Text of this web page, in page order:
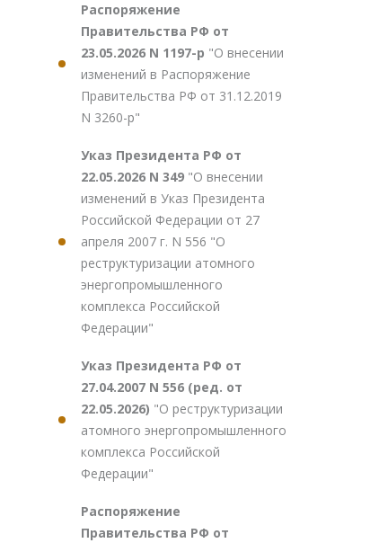
Распоряжение
Правительства РФ от
23.05.2026 N 1197-р "О внесении
изменений в Распоряжение
Правительства РФ от 31.12.2019
N 3260-р"
Указ Президента РФ от
22.05.2026 N 349 "О внесении
изменений в Указ Президента
Российской Федерации от 27
апреля 2007 г. N 556 "О
реструктуризации атомного
энергопромышленного
комплекса Российской
Федерации"
Указ Президента РФ от
27.04.2007 N 556 (ред. от
22.05.2026) "О реструктуризации
атомного энергопромышленного
комплекса Российской
Федерации"
Распоряжение
Правительства РФ от